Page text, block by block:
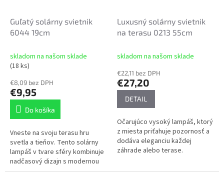
Guľatý solárny svietnik
6044 19cm
skladom na našom sklade
(18 ks)
€8,09 bez DPH
€9,95
Do košíka
Vneste na svoju terasu hru
svetla a tieňov. Tento solárny
lampáš v tvare sféry kombinuje
nadčasový dizajn s modernou
technológiou. Vďaka výpletu z
Luxusný solárny svietnik
na terasu 0213 55cm
skladom na našom sklade
€22,11 bez DPH
€27,20
DETAIL
Očarujúco vysoký lampáš, ktorý
z miesta priťahuje pozornosť a
dodáva eleganciu každej
záhrade alebo terase.